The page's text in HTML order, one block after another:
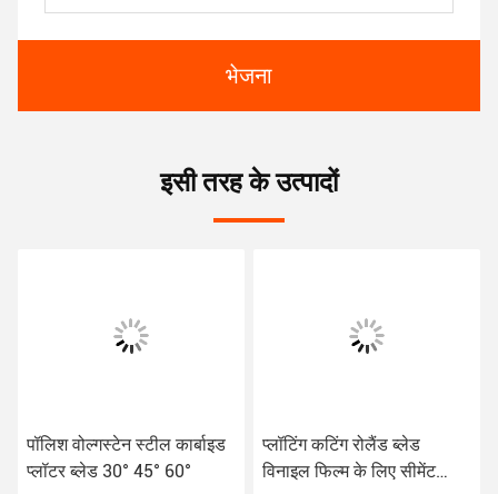
भेजना
इसी तरह के उत्पादों
पॉलिश वोल्गस्टेन स्टील कार्बाइड
प्लॉटर ब्लेड 30° 45° 60°
प्लॉटिंग कटिंग रोलैंड ब्लेड
विनाइल फिल्म के लिए सीमेंट